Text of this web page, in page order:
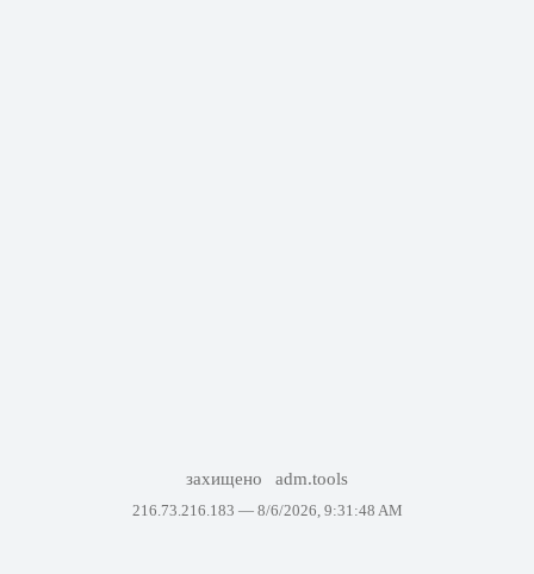
захищено adm.tools
216.73.216.183 — 8/6/2026, 9:31:48 AM